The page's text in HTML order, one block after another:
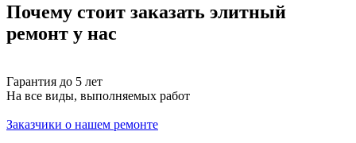
Почему стоит заказать элитный
ремонт у нас
Гарантия до 5 лет
На все виды, выполняемых работ
Заказчики о нашем ремонте